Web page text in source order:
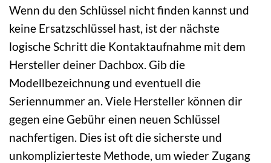
Wenn du den Schlüssel nicht finden kannst und
keine Ersatzschlüssel hast, ist der nächste
logische Schritt die Kontaktaufnahme mit dem
Hersteller deiner Dachbox. Gib die
Modellbezeichnung und eventuell die
Seriennummer an. Viele Hersteller können dir
gegen eine Gebühr einen neuen Schlüssel
nachfertigen. Dies ist oft die sicherste und
unkomplizierteste Methode, um wieder Zugang